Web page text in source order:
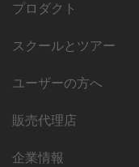
プロダクト
スクールとツアー
ユーザーの方へ
販売代理店
企業情報